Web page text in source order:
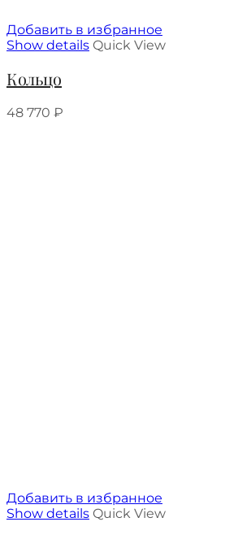
Добавить в избранное
Show details Quick View
Кольцо
48 770 ₽
Добавить в избранное
Show details Quick View